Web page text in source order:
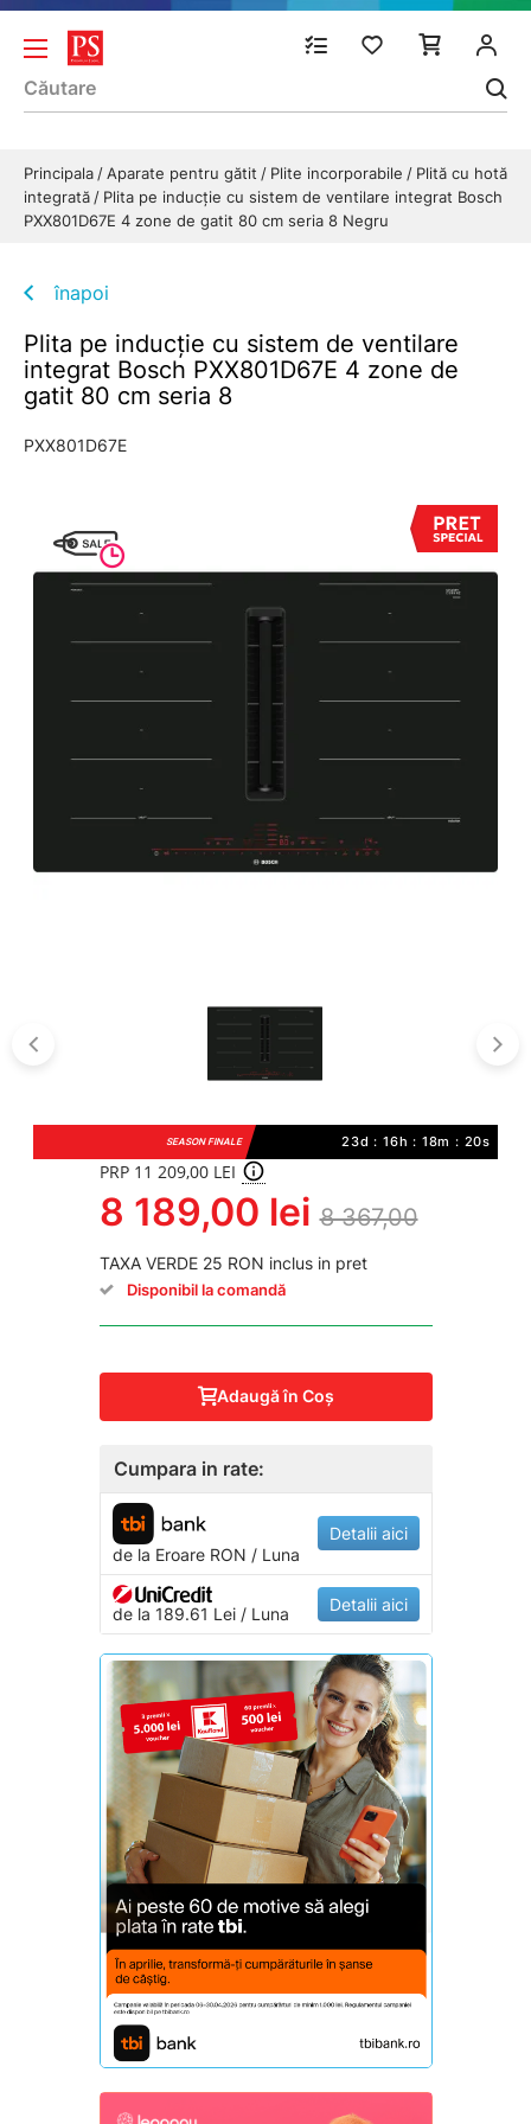
Principala Aparate pentru gătit Plite incorporabile
Plită cu hotă
integrată
Plita pe inducție cu sistem de ventilare integrat Bosch
PXX801D67E 4 zone de gatit 80 cm seria 8 Negru
înapoi
Plita pe inducție cu sistem de ventilare
integrat Bosch PXX801D67E 4 zone de
gatit 80 cm seria 8
PXX801D67E
SEASON FINALE 23d : 16h : 18m : 20s
PRP 11 209,00 LEI
8 189,00 lei 8 367,00
TAXA VERDE 25 RON inclus in pret
Disponibil la comandă
Adaugă în Coş
Cumpara in rate:
de la EroareRON / Luna
Detalii aici
de la 189.61 Lei / Luna Detalii aici